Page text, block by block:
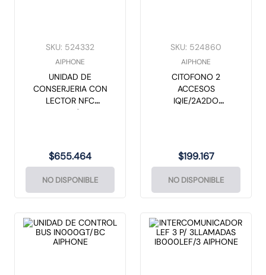
SKU: 524332
AIPHONE
UNIDAD DE
CONSERJERIA CON
LECTOR NFC
INN0GT/MKB
$655.464
NO DISPONIBLE
SKU: 524860
AIPHONE
CITOFONO 2
ACCESOS
IQIE/2A2DO
$199.167
NO DISPONIBLE